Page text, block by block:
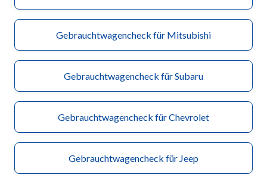
Gebrauchtwagencheck für Mitsubishi
Gebrauchtwagencheck für Subaru
Gebrauchtwagencheck für Chevrolet
Gebrauchtwagencheck für Jeep